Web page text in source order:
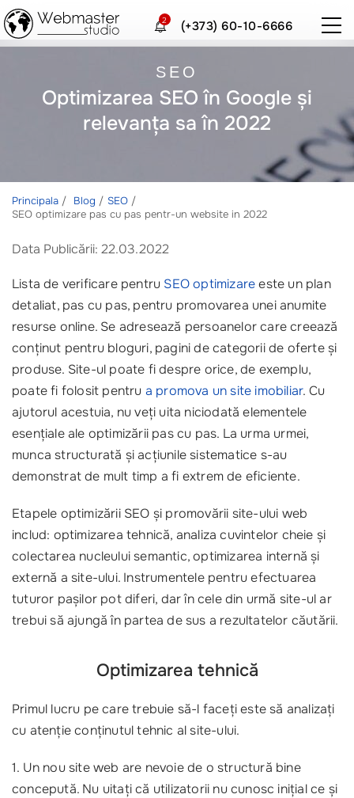
(+373) 60-10-6666
2
SEO
Optimizarea SEO în Google și
relevanța sa în 2022
Principala Blog
SEO
SEO optimizare pas cu pas pentr-un website in 2022
Data Publicării: 22.03.2022
Lista de verificare pentru SEO optimizareeste un plan
detaliat, pas cu pas, pentru promovarea unei anumite
resurse online. Se adresează persoanelor care creează
conținut pentru bloguri, pagini de categorii de oferte și
produse. Site-ul poate fi despre orice, de exemplu,
poate fi folosit pentru a promova un site imobiliar. Cu
ajutorul acestuia, nu veți uita niciodată elementele
esențiale ale optimizării pas cu pas. La urma urmei,
munca structurată și acțiunile sistematice s-au
demonstrat de mult timp a fi extrem de eficiente.
Etapele optimizării SEO și promovării site-ului web
includ: optimizarea tehnică, analiza cuvintelor cheie și
colectarea nucleului semantic, optimizarea internă și
externă a site-ului. Instrumentele pentru efectuarea
tuturor pașilor pot diferi, dar în cele din urmă site-ul ar
trebui să ajungă în partea de sus a rezultatelor căutării.
Optimizarea tehnică
Primul lucru pe care trebuie să-l faceți este să analizați
cu atenție conținutul tehnic al site-ului.
1. Un nou site web are nevoie de o structură bine
concepută. Nu uitați că utilizatorii nu cunosc inițial ce și